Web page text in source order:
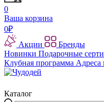
0
Ваша корзина
0₽
Акции
Бренды
Новинки Подарочные
Клубная программа Адреса
Каталог